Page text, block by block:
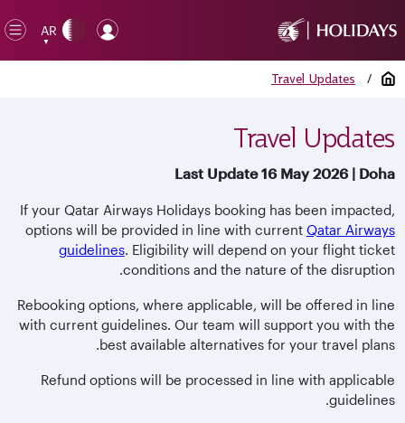
AR
▼
الصفحة الرئيسية /
Travel Updates
Travel Updates
Last Update 16 May 2026 | Doha
If your Qatar Airways Holidays booking has been impacted,
options will be provided in line with current Qatar Airways
guidelines. Eligibility will depend on your flight ticket
conditions and the nature of the disruption.
Rebooking options, where applicable, will be offered in line
with current guidelines. Our team will support you with the
best available alternatives for your travel plans.
Refund options will be processed in line with applicable
guidelines.